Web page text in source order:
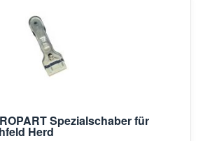
Spezialschaber für
Herd